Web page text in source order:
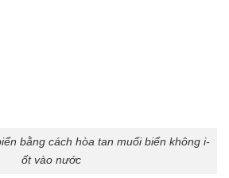
bằng cách hòa tan muối biển không i-
ốt vào nước